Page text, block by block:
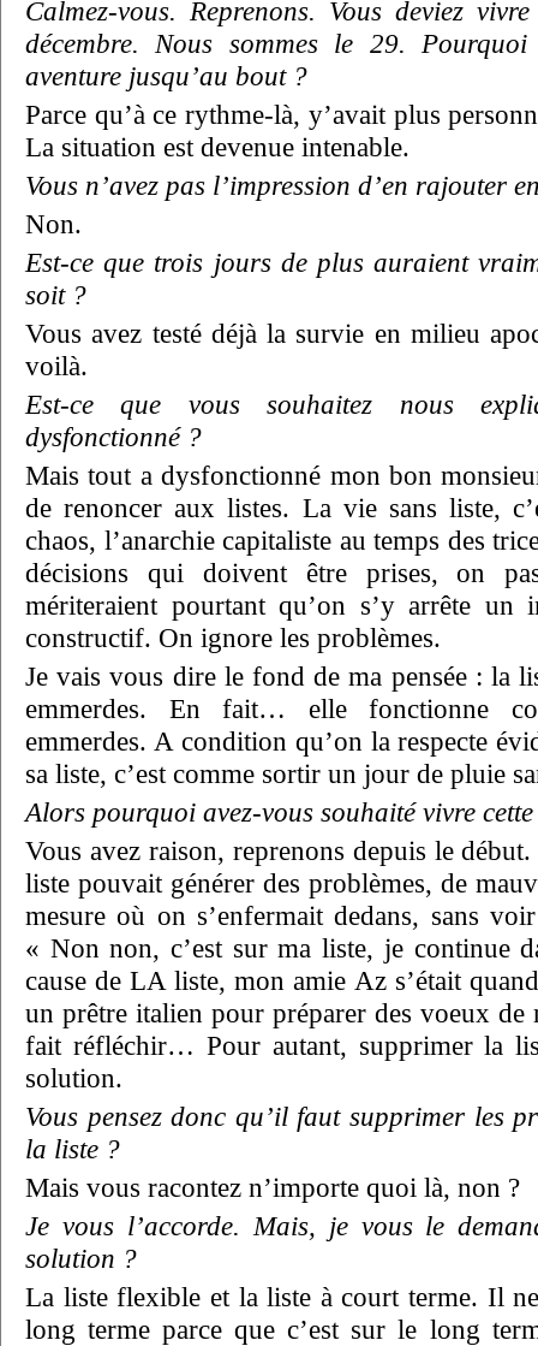
Calmez-vous. Reprenons. Vous deviez
décembre. Nous sommes le 29.
aventure jusqu’au bout ?
Parce qu’à ce rythme-là, y’avait plus
La situation est devenue intenable.
Vous n’avez pas l’impression d’en rajouter
Non.
Est-ce que trois jours de plus auraient
soit ?
Vous avez testé déjà la survie en milieu
voilà.
Est-ce que vous souhaitez nous
dysfonctionné ?
Mais tout a dysfonctionné mon bon
de renoncer aux listes. La vie sans liste,
chaos, l’anarchie capitaliste au temps des
décisions qui doivent être prises, on
mériteraient pourtant qu’on s’y arrête
constructif. On ignore les problèmes.
Je vais vous dire le fond de ma pensée : la
emmerdes. En fait… elle fonctionne
emmerdes. A condition qu’on la respecte
sa liste, c’est comme sortir un jour de pluie
Alors pourquoi avez-vous souhaité vivre
Vous avez raison, reprenons depuis le
liste pouvait générer des problèmes, de
mesure où on s’enfermait dedans, sans
« Non non, c’est sur ma liste, je continue
cause de LA liste, mon amie Az s’était
un prêtre italien pour préparer des voeux de
fait réfléchir… Pour autant, supprimer la
solution.
Vous pensez donc qu’il faut supprimer les
la liste ?
Mais vous racontez n’importe quoi là, non ?
Je vous l’accorde. Mais, je vous le
solution ?
La liste flexible et la liste à court terme. Il
long terme parce que c’est sur le long